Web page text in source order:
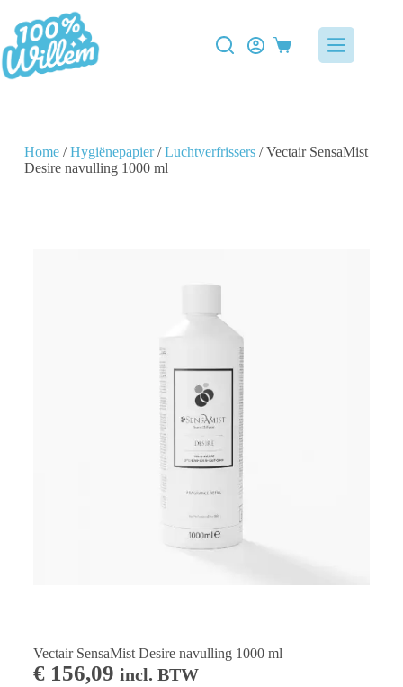
Home/Hygiënepapier/Luchtverfrissers/ Vectair SensaMist
Desire navulling 1000 ml
Vectair SensaMist Desire navulling 1000 ml
€156,09 incl. BTW